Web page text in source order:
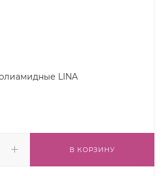
LINA
В КОРЗИНУ